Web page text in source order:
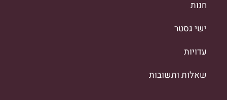
חנות
ישי גסטר
עדויות
שאלות ותשובות